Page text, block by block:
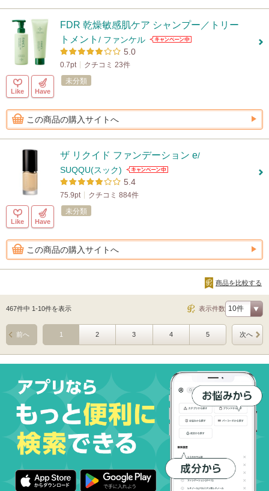
FDR 乾燥敏感肌ケア シャンプー／トリー
トメント / ファンケル
5.0
0.7pt クチコミ 23件
Like Have
未分類
この商品の購入サイトへ
ザ リクイド ファンデーション e/
SUQQU(スック)
5.4
75.9pt クチコミ 884件
Like Have
未分類
この商品の購入サイトへ
商品を比較する
467件中 1-10件を表示 表示件数
1 2 3 4 5
前へ 次へ